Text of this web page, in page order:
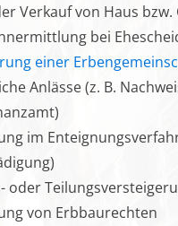
Verkauf von Haus
bei
einer
Anlässe (z. B.
im
oder
von Erbbaurechten